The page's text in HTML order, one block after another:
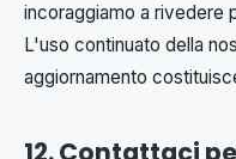
incoraggiamo a rivedere
L'uso continuato della
aggiornamento